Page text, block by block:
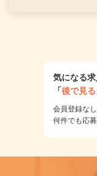
気になる
「後で見る
会員登録なし
何件でも応募